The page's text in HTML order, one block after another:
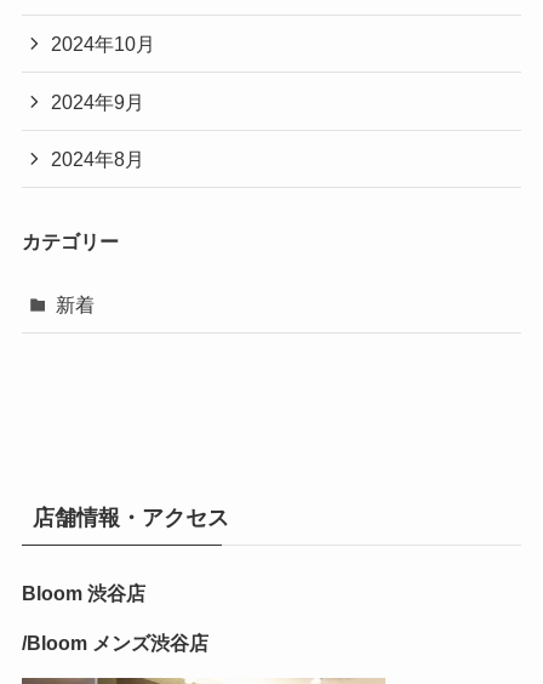
2024年10月
2024年9月
2024年8月
カテゴリー
新着
店舗情報・アクセス
Bloom 渋谷店
/Bloom メンズ渋谷店